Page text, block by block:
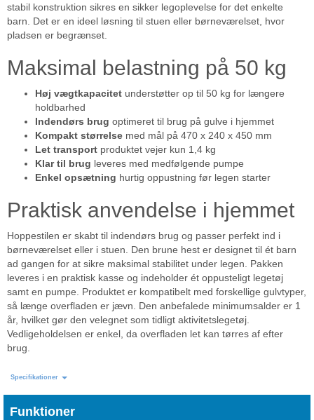
stabil konstruktion sikres en sikker legoplevelse for det enkelte
barn. Det er en ideel løsning til stuen eller børneværelset, hvor
pladsen er begrænset.
Maksimal belastning på 50 kg
Høj vægtkapacitet understøtter op til 50 kg for længere
holdbarhed
Indendørs brug optimeret til brug på gulve i hjemmet
Kompakt størrelse med mål på 470 x 240 x 450 mm
Let transport produktet vejer kun 1,4 kg
Klar til brug leveres med medfølgende pumpe
Enkel opsætning hurtig oppustning før legen starter
Praktisk anvendelse i hjemmet
Hoppestilen er skabt til indendørs brug og passer perfekt ind i
børneværelset eller i stuen. Den brune hest er designet til ét barn
ad gangen for at sikre maksimal stabilitet under legen. Pakken
leveres i en praktisk kasse og indeholder ét oppusteligt legetøj
samt en pumpe. Produktet er kompatibelt med forskellige gulvtyper,
så længe overfladen er jævn. Den anbefalede minimumsalder er 1
år, hvilket gør den velegnet som tidligt aktivitetslegetøj.
Vedligeholdelsen er enkel, da overfladen let kan tørres af efter
brug.
Specifikationer
Funktioner